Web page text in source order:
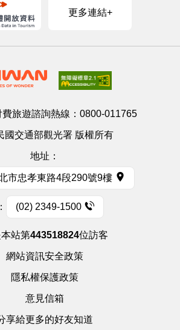
更多連結+
旅遊諮詢熱線： 0800-011765
國交通部觀光署 版權所有
地址：
市忠孝東路4段290號9樓
(02) 2349-1500
站第443518824位訪客
網站資訊安全政策
隱私權保護政策
意見信箱
享給更多的好友知道